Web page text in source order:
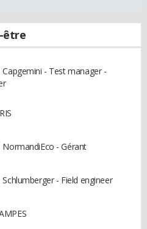
être
- Test manager -
- Gérant
- Field engineer